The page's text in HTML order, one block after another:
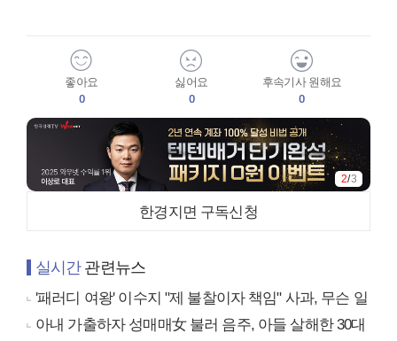
좋아요
0
싫어요
0
후속기사 원해요
0
2/3
한경지면 구독신청
실시간관련뉴스
'패러디 여왕' 이수지 "제 불찰이자 책임" 사과, 무슨 일
아내 가출하자 성매매女 불러 음주, 아들 살해한 30대